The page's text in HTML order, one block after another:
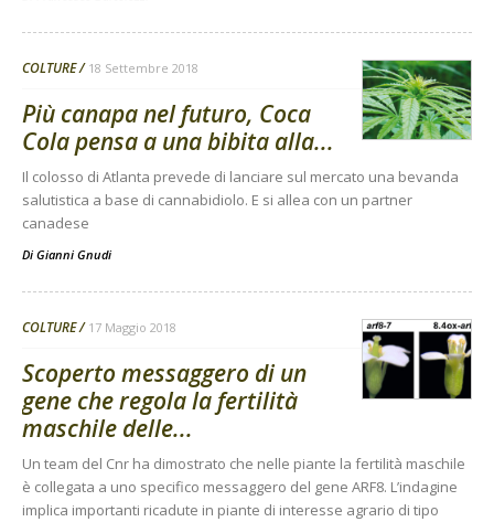
COLTURE 18 Settembre 2018
Più canapa nel futuro, Coca
Cola pensa a una bibita alla...
Il colosso di Atlanta prevede di lanciare sul mercato una bevanda
salutistica a base di cannabidiolo. E si allea con un partner
canadese
Di Gianni Gnudi
COLTURE 17 Maggio 2018
Scoperto messaggero di un
gene che regola la fertilità
maschile delle...
Un team del Cnr ha dimostrato che nelle piante la fertilità maschile
è collegata a uno specifico messaggero del gene ARF8. L’indagine
implica importanti ricadute in piante di interesse agrario di tipo